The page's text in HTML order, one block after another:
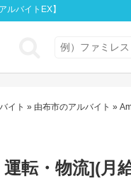
ルバイトEX】
イト » 由布市のアルバイト »
転・物流](月